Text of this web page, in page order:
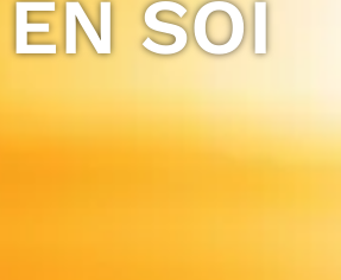
SOI